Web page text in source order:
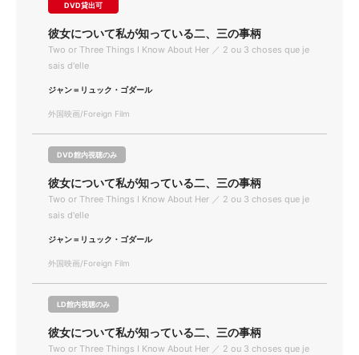
DVD貸出可
彼女について私が知っている二、三の事柄
Two or Three Things I Know About Her ／ 2 ou 3 choses que je
sais d'elle
ジャン＝リュック・ゴダール
外国映画/Foreign Film
DVD館内視聴のみ
彼女について私が知っている二、三の事柄
Two or Three Things I Know About Her ／ 2 ou 3 choses que je
sais d'elle
ジャン＝リュック・ゴダール
外国映画/Foreign Film
LD館内視聴のみ
彼女について私が知っている二、三の事柄
Two or Three Things I Know About Her ／ 2 ou 3 choses que je